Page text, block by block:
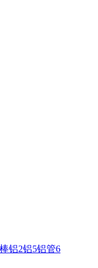
铝2铝5铝管6